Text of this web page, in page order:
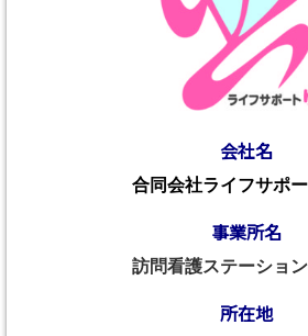
会社名
合同会社ライフサポ
事業所名
訪問看護ステーショ
所在地